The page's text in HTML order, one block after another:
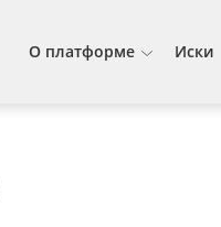
О платформе Иски